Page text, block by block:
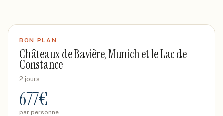
BON PLAN
Châteaux de Bavière, Munich et le Lac de
Constance
2 jours
677€
par personne